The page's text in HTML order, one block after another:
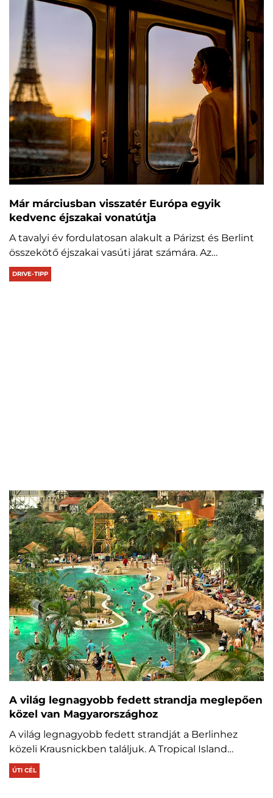
Már márciusban visszatér Európa egyik
kedvenc éjszakai vonatútja
A tavalyi év fordulatosan alakult a Párizst és Berlint
összekötő éjszakai vasúti járat számára. Az…
DRIVE-TIPP
A világ legnagyobb fedett strandja meglepően
közel van Magyarországhoz
A világ legnagyobb fedett strandját a Berlinhez
közeli Krausnickben találjuk. A Tropical Island…
ÚTI CÉL